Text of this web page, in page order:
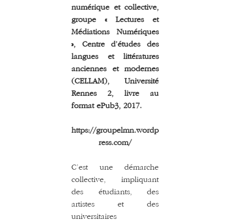
numérique et collective,
groupe « Lectures et
Médiations Numériques
», Centre d’études des
langues et littératures
anciennes et modernes
(CELLAM), Université
Rennes 2, livre au
format ePub3, 2017.
https://groupelmn.wordp
ress.com/
C’est une démarche
collective, impliquant
des étudiants, des
artistes et des
universitaires